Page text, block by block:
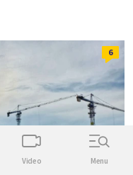
6
Video Menu